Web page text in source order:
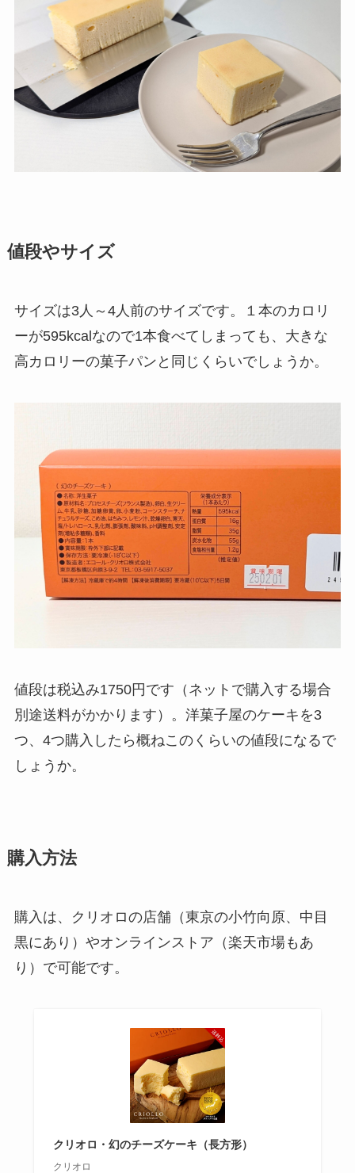
値段やサイズ
サイズは3人～4人前のサイズです。１本のカロリ
ーが595kcalなので1本食べてしまっても、大きな
高カロリーの菓子パンと同じくらいでしょうか。
値段は税込み1750円です（ネットで購入する場合
別途送料がかかります）。洋菓子屋のケーキを3
つ、4つ購入したら概ねこのくらいの値段になるで
しょうか。
購入方法
購入は、クリオロの店舗（東京の小竹向原、中目
黒にあり）やオンラインストア（楽天市場もあ
り）で可能です。
クリオロ・幻のチーズケーキ（長方形）
クリオロ